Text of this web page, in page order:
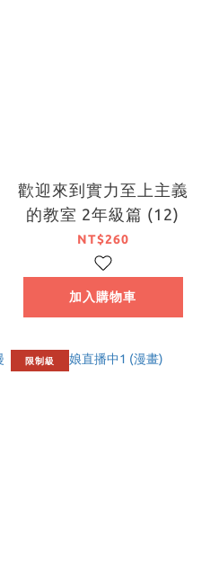
歡迎來到實力至上主義
的教室 2年級篇 (12)
NT$260
加入購物車
限制級